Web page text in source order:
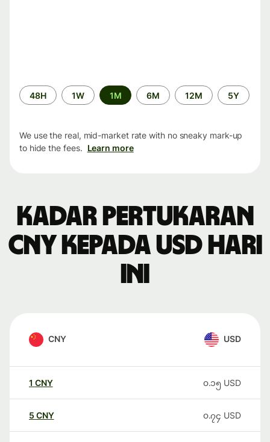
Time
period
48H 1W 1M 6M 12M 5Y
We use the real, mid-market rate with no sneaky mark-up
to hide the fees. Learn more
Kadar pertukaran
CNY kepada USD hari
ini
CNY USD
1 CNY ၀.၁၅ USD
5 CNY ၀.၇၄ USD